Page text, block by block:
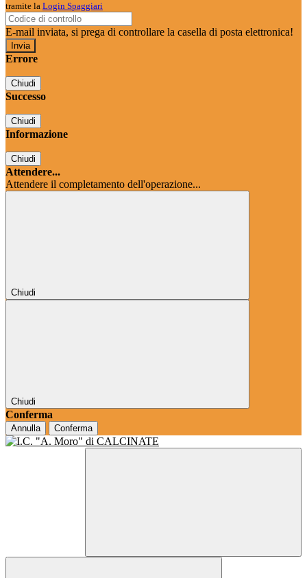
tramite la Login Spaggiari
E-mail inviata, si prega di controllare la casella di posta elettronica!
Errore
Chiudi
Successo
Chiudi
Informazione
Chiudi
Attendere...
Attendere il completamento dell'operazione...
Chiudi
Chiudi
Conferma
Annulla Conferma